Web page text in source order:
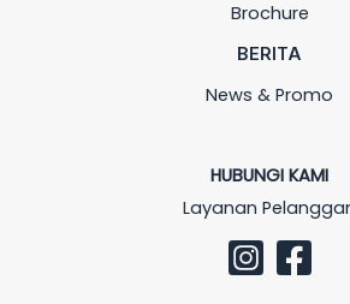
Brochure
BERITA
News & Promo
HUBUNGI KAMI
Layanan